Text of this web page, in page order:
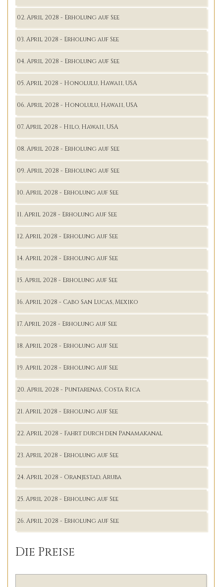
02. April 2028 - Erholung auf See
03. April 2028 - Erholung auf See
04. April 2028 - Erholung auf See
05. April 2028 - Honolulu, Hawaii, USA
06. April 2028 - Honolulu, Hawaii, USA
07. April 2028 - Hilo, Hawaii, USA
08. April 2028 - Erholung auf See
09. April 2028 - Erholung auf See
10. April 2028 - Erholung auf See
11. April 2028 - Erholung auf See
12. April 2028 - Erholung auf See
14. April 2028 - Erholung auf See
15. April 2028 - Erholung auf See
16. April 2028 - Cabo San Lucas, Mexiko
17. April 2028 - Erholung auf See
18. April 2028 - Erholung auf See
19. April 2028 - Erholung auf See
20. April 2028 - Puntarenas, Costa Rica
21. April 2028 - Erholung auf See
22. April 2028 - Fahrt durch den Panamakanal
23. April 2028 - Erholung auf See
24. April 2028 - Oranjestad, Aruba
25. April 2028 - Erholung auf See
26. April 2028 - Erholung auf See
Die Preise